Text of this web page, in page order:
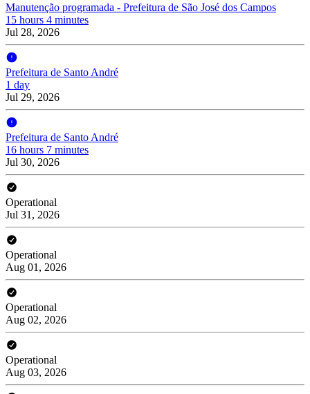
Manutenção programada - Prefeitura de São José dos Campos
15 hours 4 minutes
Jul 28, 2026
Prefeitura de Santo André
1 day
Jul 29, 2026
Prefeitura de Santo André
16 hours 7 minutes
Jul 30, 2026
Operational
Jul 31, 2026
Operational
Aug 01, 2026
Operational
Aug 02, 2026
Operational
Aug 03, 2026